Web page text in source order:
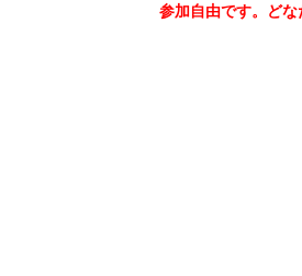
参加自由です。どな